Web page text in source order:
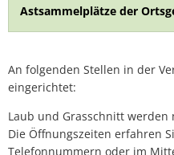
Astsammelplätze der
An folgenden Stellen in der
eingerichtet:
Laub und Grasschnitt werden
Die Öffnungszeiten erfahren
Telefonnummern oder im